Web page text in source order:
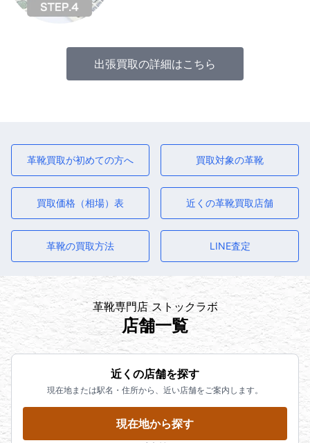
出張買取の詳細はこちら
革靴買取が初めての方へ 買取対象の革靴
買取価格（相場）表 近くの革靴買取店舗
革靴の買取方法 LINE査定
革靴専門店 ストックラボ
店舗一覧
近くの店舗を探す
現在地または駅名・住所から、近い店舗をご案内します。
現在地から探す